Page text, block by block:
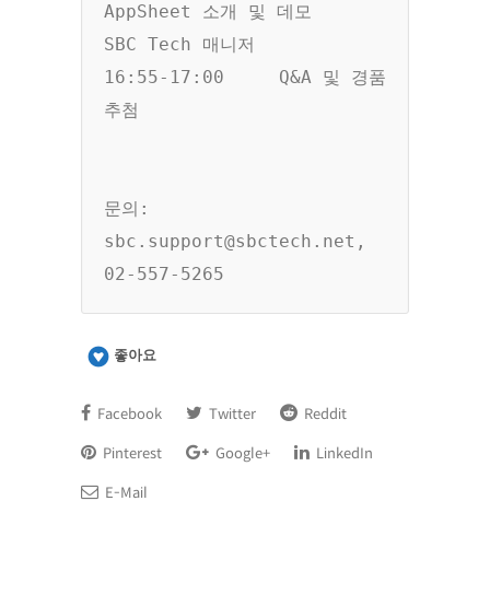
AppSheet 소개 및 데모
SBC Tech 매니저
16:55-17:00	Q&A 및 경품
추첨
문의:
sbc.support@sbctech.net,
02-557-5265
좋아요
Facebook Twitter Reddit
Pinterest Google+ LinkedIn
E-Mail